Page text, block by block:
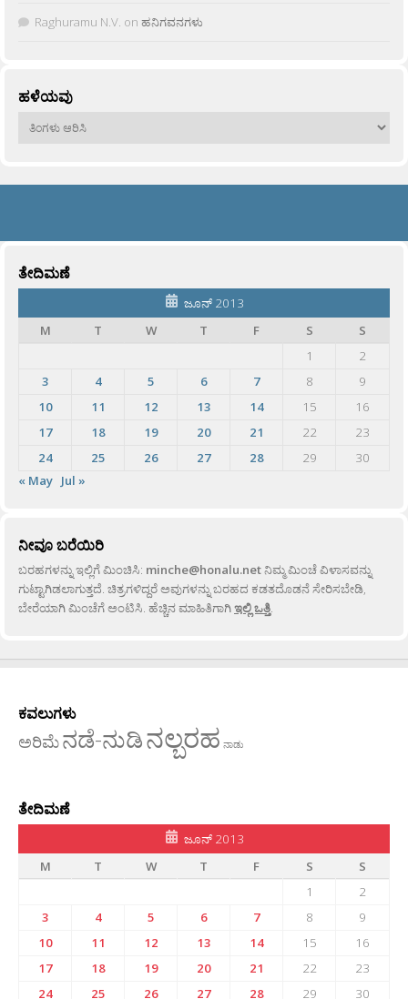
Raghuramu N.V. on ಹನಿಗವನಗಳು
ಹಳೆಯವು
ಹಳೆಯವು
ತೇದಿಮಣೆ
ಜೂನ್ 2013
M
T W T F S
S
1
2
3
4 5 6 7 8
9
10
11 12 13 14 15
16
17
18 19 20 21 22
23
24
25 26 27 28 29
30
« May Jul »
ನೀವೂ ಬರೆಯಿರಿ
ಬರಹಗಳನ್ನು ಇಲ್ಲಿಗೆ ಮಿಂಚಿಸಿ: minche@honalu.netನಿಮ್ಮ ಮಿಂಚೆ ವಿಳಾಸವನ್ನು
ಗುಟ್ಟಾಗಿಡಲಾಗುತ್ತದೆ. ಚಿತ್ರಗಳಿದ್ದರೆ ಅವುಗಳನ್ನು ಬರಹದ ಕಡತದೊಡನೆ ಸೇರಿಸಬೇಡಿ,
ಬೇರೆಯಾಗಿ ಮಿಂಚೆಗೆ ಅಂಟಿಸಿ. ಹೆಚ್ಚಿನ ಮಾಹಿತಿಗಾಗಿಇಲ್ಲಿ ಒತ್ತಿ.
ಕವಲುಗಳು
ಅರಿಮೆನಡೆ-ನುಡಿನಲ್ಬರಹ ನಾಡು
ತೇದಿಮಣೆ
ಜೂನ್ 2013
M
T W T F S
S
1
2
3
4 5 6 7 8
9
10
11 12 13 14 15
16
17
18 19 20 21 22
23
24
25 26 27 28 29 30